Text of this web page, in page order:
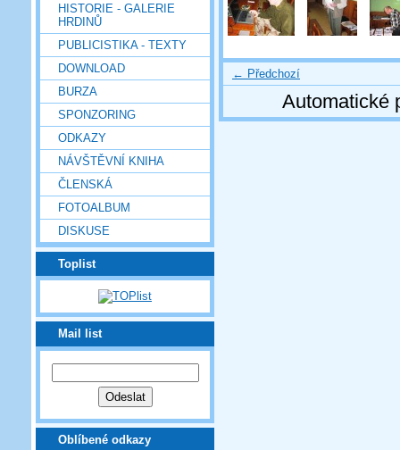
HISTORIE - GALERIE
HRDINŮ
PUBLICISTIKA - TEXTY
DOWNLOAD
BURZA
SPONZORING
ODKAZY
NÁVŠTĚVNÍ KNIHA
ČLENSKÁ
FOTOALBUM
DISKUSE
Toplist
Mail list
Oblíbené odkazy
← Předchozí
Automatické